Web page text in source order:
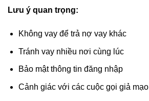
Lưu ý quan trọng:
Không vay để trả nợ vay khác
Tránh vay nhiều nơi cùng lúc
Bảo mật thông tin đăng nhập
Cảnh giác với các cuộc gọi giả mạo